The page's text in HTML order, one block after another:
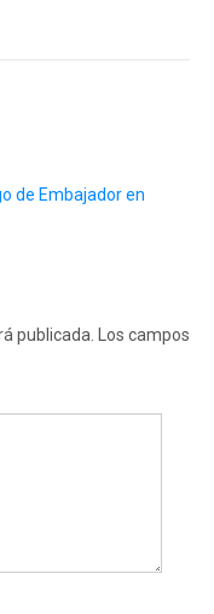
de Embajador en
publicada.
Los campos